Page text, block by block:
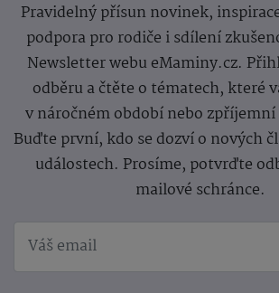
Pravidelný přísun novinek,
podpora pro rodiče i sdílení
Newsletter webu eMaminy.cz.
odběru a čtěte o tématech, které
v náročném období nebo
Buďte první, kdo se dozví o nových
událostech. Prosíme, potvrďte
mailové schránce.